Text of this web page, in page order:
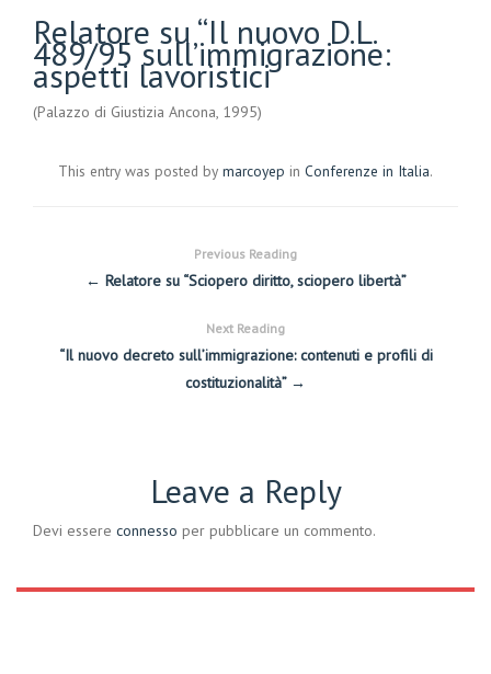
Relatore su “Il nuovo D.L.
489/95 sull’immigrazione:
aspetti lavoristici
(Palazzo di Giustizia Ancona, 1995)
This entry was posted by marcoyep in Conferenze in Italia.
Previous Reading
← Relatore su “Sciopero diritto, sciopero libertà”
Next Reading
“Il nuovo decreto sull’immigrazione: contenuti e profili di
costituzionalità” →
Leave a Reply
Devi essere connesso per pubblicare un commento.